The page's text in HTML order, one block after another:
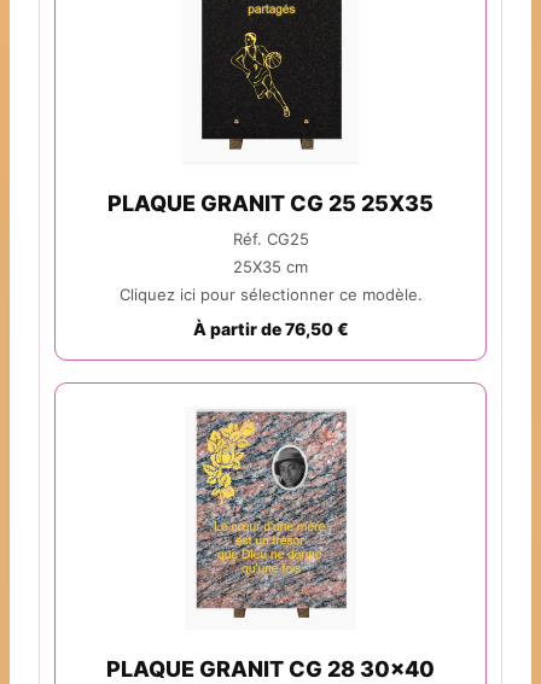
PLAQUE GRANIT CG 25 25X35
Réf. CG25
25X35 cm
Cliquez ici pour sélectionner ce modèle.
À partir de 76,50 €
PLAQUE GRANIT CG 28 30x40